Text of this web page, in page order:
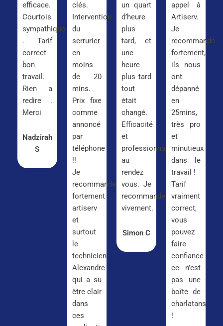
efficace.
Courtois
sympathique
. Tarif
correct
bon
travail.
Rien a
redire .
Merci
Nadzirah
S
clés.
Intervention
du
serrurier
en
moins
de 20
mins.
Prix fixe
comme
annoncé
par
téléphone
!!
Je
recommande
fortement
artiserv
et
surtout
le
technicien
Alexandre
qui a su
être clair
dans
ces
un quart
d’heure
plus
tard, et
une
heure
plus tard
tout
était
changé.
Efficacité
et
professionnalisme
au
rendez
vous. Je
recommande
vivement.
Simon C
appel à
Artiserv.
Je
recommande
fortement,
ils nous
ont
dépanné
en
25mins,
très pro
et
minutieux
dans le
travail !
Tarif
vraiment
correct,
vous
pouvez
faire
confiance
ce n’est
pas une
boîte de
charlatans
!